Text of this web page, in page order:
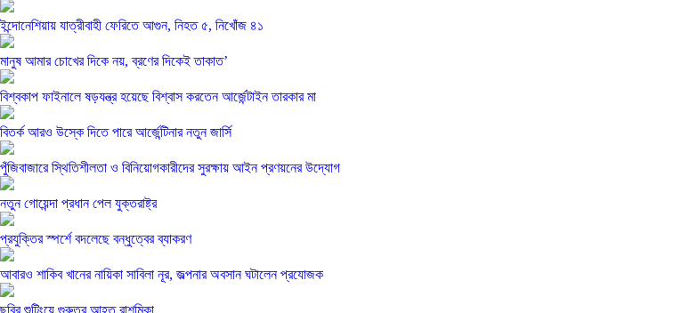
ইন্দোনেশিয়ায় যাত্রীবাহী ফেরিতে আগুন, নিহত ৫, নিখোঁজ ৪১
মানুষ আমার চোখের দিকে নয়, ব্রণের দিকেই তাকাত’
বিশ্বকাপ ফাইনালে ষড়যন্ত্র হয়েছে বিশ্বাস করতেন আর্জেন্টাইন তারকার মা
বিতর্ক আরও উস্কে দিতে পারে আর্জেন্টিনার নতুন জার্সি
পুঁজিবাজারে স্থিতিশীলতা ও বিনিয়োগকারীদের সুরক্ষায় আইন প্রণয়নের উদ্যোগ
নতুন গোয়েন্দা প্রধান পেল যুক্তরাষ্ট্র
প্রযুক্তির স্পর্শে বদলেছে বন্ধুত্বের ব্যাকরণ
আবারও শাকিব খানের নায়িকা সাবিলা নূর, জল্পনার অবসান ঘটালেন প্রযোজক
ছবির শুটিংয়ে গুরুতর আহত রাশমিকা